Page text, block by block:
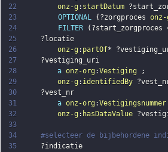
22
onz-g : startDatum
23
OPTIONAL { ?zorgproces onz-
24
FILTER ( ?start_zorgproces
25
?locatie
26
onz-g : partOf*
27
?vestiging_uri
28
a onz-org :Vestiging
;
29
onz-g : identifiedBy
30
?vest_nr
31
a onz-org :Vestigingsnummer
32
onz-g : hasDataValue
33
34
#selecteer de bijbehordene
35
?indicatie